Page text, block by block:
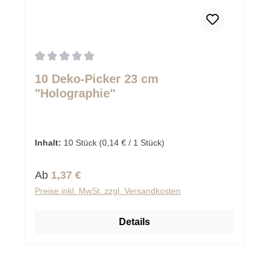
10 Deko-Picker 23 cm
"Holographie"
Inhalt: 10 Stück (0,14 € / 1 Stück)
Regulärer Preis:
Ab 1,37 €
Preise inkl. MwSt. zzgl. Versandkosten
Details